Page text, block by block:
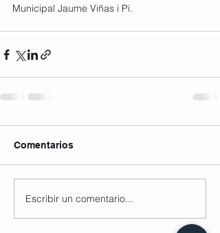
Municipal Jaume Viñas i Pi.
Comentarios
Escribir un comentario...